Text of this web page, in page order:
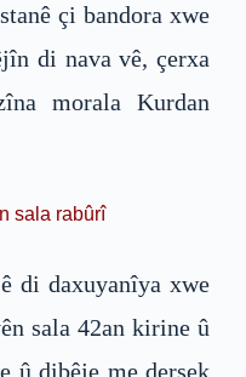
çi bandora xwe
di nava vê, çerxa
morala Kurdan
sala rabûrî
di daxuyanîya xwe
sala 42an kirine û
û dibêje me dersek